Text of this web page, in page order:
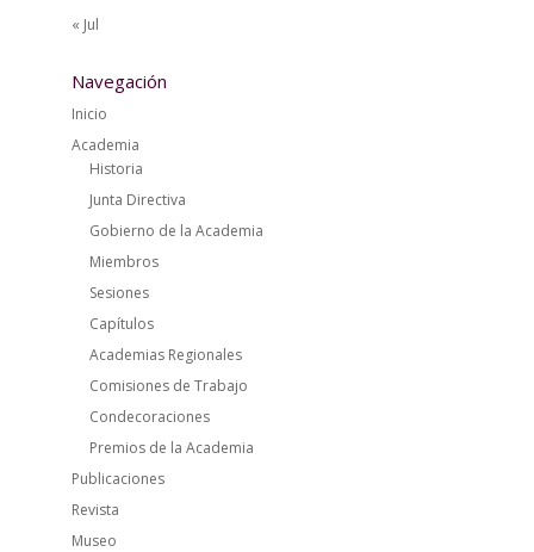
« Jul
Navegación
Inicio
Academia
Historia
Junta Directiva
Gobierno de la Academia
Miembros
Sesiones
Capítulos
Academias Regionales
Comisiones de Trabajo
Condecoraciones
Premios de la Academia
Publicaciones
Revista
Museo